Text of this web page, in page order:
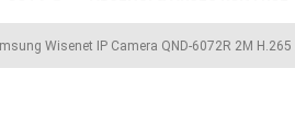
Wisenet IP Camera QND-6072R 2M H.265